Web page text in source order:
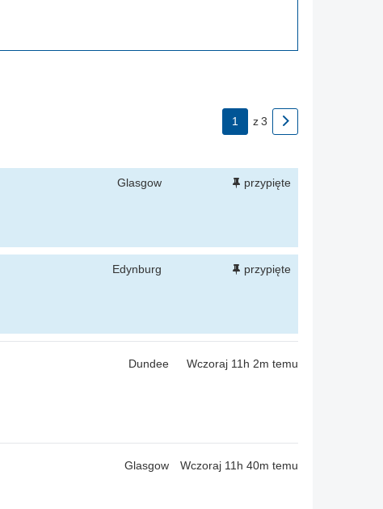
1 z 3
Glasgow przypięte
Edynburg przypięte
Dundee Wczoraj 11h 2m temu
Glasgow Wczoraj 11h 40m temu